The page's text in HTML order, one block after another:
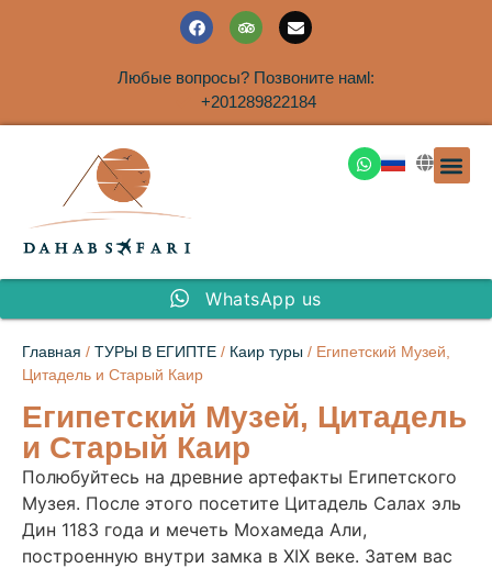
Любые вопросы? Позвоните намl:
+201289822184
WhatsApp us
Главная / ТУРЫ В ЕГИПТЕ / Каир туры / Египетский Музей,
Цитадель и Старый Каир
Египетский Музей, Цитадель
и Старый Каир
Полюбуйтесь на древние артефакты Египетского
Музея. После этого посетите Цитадель Салах эль
Дин 1183 года и мечеть Мохамеда Али,
построенную внутри замка в XIX веке. Затем вас